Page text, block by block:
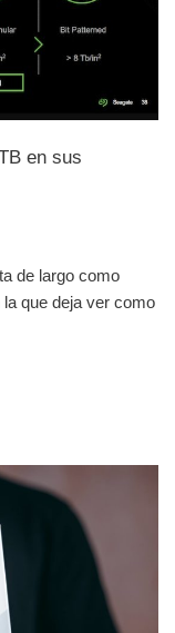
en sus
de largo como
que deja ver como